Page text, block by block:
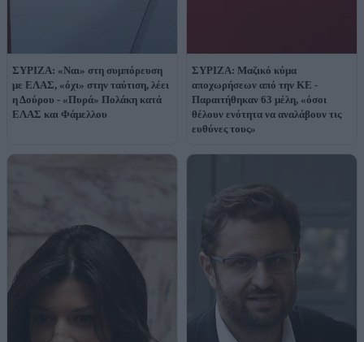
ΣΥΡΙΖΑ: «Ναι» στη συμπόρευση
με ΕΛΑΣ, «όχι» στην ταύτιση, λέει
η Δούρου - «Πυρά» Πολάκη κατά
ΕΛΑΣ και Φάμελλου
ΣΥΡΙΖΑ: Μαζικό κύμα
αποχωρήσεων από την ΚΕ -
Παραιτήθηκαν 63 μέλη, «όσοι
θέλουν ενότητα να αναλάβουν τις
ευθύνες τους»